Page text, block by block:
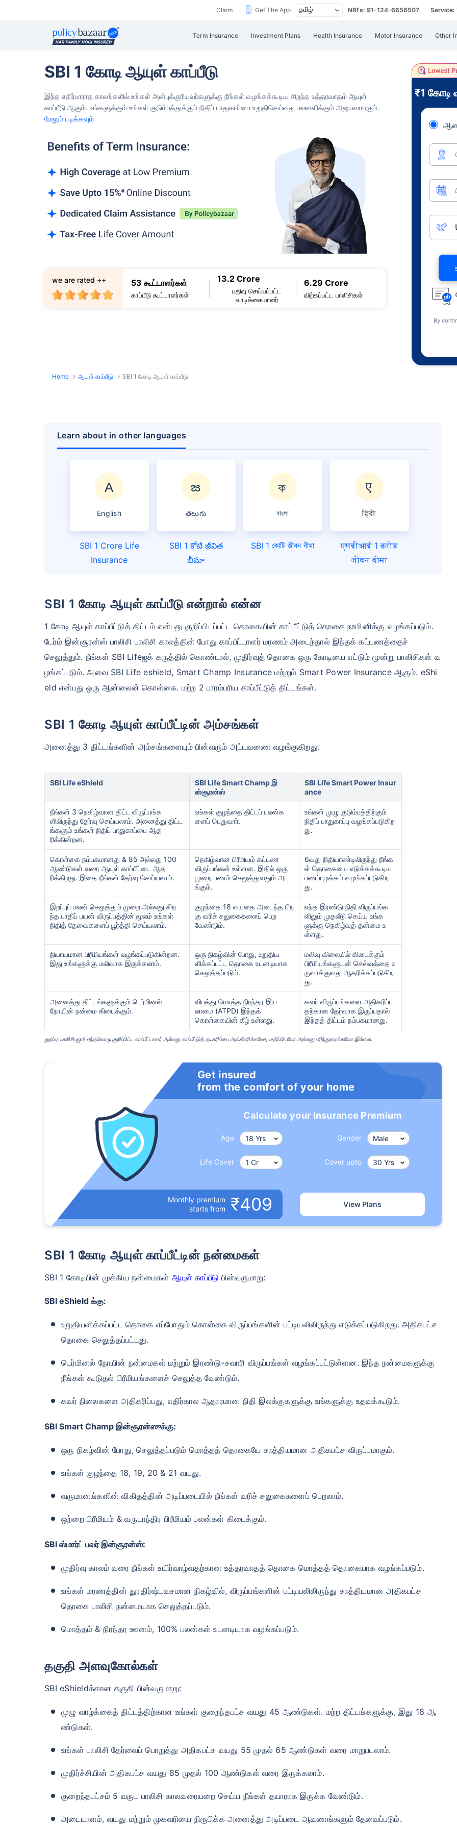
Claim Get The App NRI's: 91-124-6656507
Term Insurance Investment Plans Health Insurance Motor Insurance Other
SBI 1 கோடி ஆயுள் காப்பீடு
இந்த எதிர்பாராத காலங்களில் உங்கள் அன்புக்குரியவர்களுக்கு நீங்கள் வழங்கக்கூடிய சிறந்த உத்தரவாதம் ஆயுள்
காப்பீடு ஆகும். உங்களுக்கும் உங்கள் குடும்பத்துக்கும் நிதிப் பாதுகாப்பை உறுதிசெய்வது பலனளிக்கும் அனுபவமாகும்.
மேலும் படிக்கவும்
53 கூட்டாளர்கள்
காப்பீடு கூட்டாளர்கள்
13.2 Crore
பதிவு செய்யப்பட்ட
வாடிக்கையாளர்
6.29 Crore
விற்கப்பட்ட பாலிசிகள்
we are rated ++
₹1 கோடி
By
Home ஆயுள் காப்பீடு SBI 1 கோடி ஆயுள் காப்பீடு
Learn about in other languages
English
SBI 1 Crore Life
Insurance
తెలుగు
SBI 1 కోటి జీవిత
బీమా
বাংলা
SBI 1 কোটি জীবন বীমা
हिंदी
एसबीआई 1 करोड़
जीवन बीमा
SBI 1 கோடி ஆயுள் காப்பீடு என்றால் என்ன
1 கோடி ஆயுள் காப்பீட்டுத் திட்டம் என்பது குறிப்பிடப்பட்ட தொகையின் காப்பீட்டுத் தொகை நாமினிக்கு வழங்கப்படும்.
டேர்ம் இன்சூரன்ஸ் பாலிசி பாலிசி காலத்தின் போது காப்பீட்டாளர் மரணம் அடைந்தால் இந்தக் கட்டணத்தைச்
செலுத்தும். நீங்கள் SBI Lifeஐக் கருத்தில் கொண்டால், முதிர்வுத் தொகை ஒரு கோடியை எட்டும் மூன்று பாலிசிகள் வ
ழங்கப்படும். அவை SBI Life eshield, Smart Champ Insurance மற்றும் Smart Power Insurance ஆகும். eShi
eld என்பது ஒரு ஆன்லைன் கொள்கை. மற்ற 2 பாரம்பரிய காப்பீட்டுத் திட்டங்கள்.
SBI 1 கோடி ஆயுள் காப்பீட்டின் அம்சங்கள்
அனைத்து 3 திட்டங்களின் அம்சங்களையும் பின்வரும் அட்டவணை வழங்குகிறது:
SBI Life eShield
SBI Life Smart Champ இ
ன்சூரன்ஸ்
SBI Life Smart Power Insur
ance
நீங்கள் 3 நெகிழ்வான திட்ட விருப்பங்க
ளிலிருந்து தேர்வு செய்யலாம். அனைத்து திட்ட
ங்களும் உங்கள் நிதிப் பாதுகாப்பை ஆத
ரிக்கின்றன.
உங்கள் குழந்தை திட்டப் பலன்க
ளைப் பெறுவார்.
உங்கள் முழு குடும்பத்திற்கும்
நிதிப் பாதுகாப்பு வழங்கப்படுகிற
து.
கொள்கை நம்பகமானது & 85 அல்லது 100
ஆண்டுகள் வரை ஆயுள் காப்பீட்டை ஆத
ரிக்கிறது. இதை நீங்கள் தேர்வு செய்யலாம்.
நெகிழ்வான பிரீமியம் கட்டண
விருப்பங்கள் உள்ளன. இதில் ஒரு
முறை பணம் செலுத்துவதும் அட
ங்கும்.
6வது நிதியாண்டிலிருந்து நீங்க
ள் தொகையை எடுக்கக்கூடிய
பணப்புழக்கம் வழங்கப்படுகிற
து.
இறப்புப் பலன் செலுத்தும் முறை அல்லது சிற
ந்த பாதிப் பயன் விருப்பத்தின் மூலம் உங்கள்
நிதித் தேவைகளைப் பூர்த்தி செய்யலாம்.
குழந்தை 18 வயதை அடைந்த பிற
கு வரிச் சலுகைகளைப் பெற
வேண்டும்.
எந்த இரண்டு நிதி விருப்பங்க
ளிலும் முதலீடு செய்ய உங்க
ளுக்கு நெகிழ்வுத் தன்மை உ
ள்ளது.
நியாயமான பிரீமியங்கள் வழங்கப்படுகின்றன.
இது உங்களுக்கு மலிவாக இருக்கலாம்.
ஒரு நிகழ்வின் போது, ​​உறுதிய
ளிக்கப்பட்ட தொகை உடனடியாக
செலுத்தப்படும்.
மலிவு விலையில் கிடைக்கும்
பிரீமியங்களுடன் செல்வத்தை உ
ருவாக்குவது ஆதரிக்கப்படுகிற
து.
அனைத்து திட்டங்களுக்கும் டெர்மினல்
நோயின் நன்மை கிடைக்கும்.
விபத்து மொத்த நிரந்தர இய
லாமை (ATPD) இந்தக்
கொள்கையின் கீழ் உள்ளது.
கவர் விருப்பங்களை அதிகரிப்ப
தற்கான தேர்வாக இருப்பதால்
இந்தத் திட்டம் நம்பகமானது.
துறப்பு: பாலிசிபஜார் எந்தவொரு குறிப்பிட்ட காப்பீட்டாளர் அல்லது காப்பீட்டுத் தயாரிப்பை அங்கீகரிக்கவோ, மதிப்பிடவோ அல்லது பரிந்துரைக்கவோ இல்லை.
Get insured
from the comfort of your home
Calculate your Insurance Premium
Age Gender
Life Cover Cover upto
Monthly premium
starts from
₹409 View Plans
SBI 1 கோடி ஆயுள் காப்பீட்டின் நன்மைகள்
SBI 1 கோடியின் முக்கிய நன்மைகள் ஆயுள் காப்பீடு பின்வருமாறு:
SBI eShield க்கு:
உறுதியளிக்கப்பட்ட தொகை எப்போதும் கொள்கை விருப்பங்களின் பட்டியலிலிருந்து எடுக்கப்படுகிறது. அதிகபட்ச
தொகை செலுத்தப்பட்டது.
டெர்மினல் நோயின் நன்மைகள் மற்றும் இரண்டு-சவாரி விருப்பங்கள் வழங்கப்பட்டுள்ளன. இந்த நன்மைகளுக்கு
நீங்கள் கூடுதல் பிரீமியங்களைச் செலுத்த வேண்டும்.
கவர் நிலைகளை அதிகரிப்பது, எதிர்கால ஆதாரமான நிதி இலக்குகளுக்கு உங்களுக்கு உதவக்கூடும்.
SBI Smart Champ இன்சூரன்ஸுக்கு:
ஒரு நிகழ்வின் போது, ​​செலுத்தப்படும் மொத்தத் தொகையே சாத்தியமான அதிகபட்ச விருப்பமாகும்.
உங்கள் குழந்தை 18, 19, 20 & 21 வயது.
வருமானங்களின் விகிதத்தின் அடிப்படையில் நீங்கள் வரிச் சலுகைகளைப் பெறலாம்.
ஒற்றை பிரீமியம் & வருடாந்திர பிரீமியம் பலன்கள் கிடைக்கும்.
SBI ஸ்மார்ட் பவர் இன்சூரன்ஸ்:
முதிர்வு காலம் வரை நீங்கள் உயிர்வாழ்வதற்கான உத்தரவாதத் தொகை மொத்தத் தொகையாக வழங்கப்படும்.
உங்கள் மரணத்தின் துரதிர்ஷ்டவசமான நிகழ்வில், விருப்பங்களின் பட்டியலிலிருந்து சாத்தியமான அதிகபட்ச
தொகை பாலிசி நன்மையாக செலுத்தப்படும்.
மொத்தம் & நிரந்தர ஊனம், 100% பலன்கள் உடனடியாக வழங்கப்படும்.
தகுதி அளவுகோல்கள்
SBI eShieldக்கான தகுதி பின்வருமாறு:
முழு வாழ்க்கைத் திட்டத்திற்கான உங்கள் குறைந்தபட்ச வயது 45 ஆண்டுகள். மற்ற திட்டங்களுக்கு, இது 18 ஆ
ண்டுகள்.
உங்கள் பாலிசி தேர்வைப் பொறுத்து அதிகபட்ச வயது 55 முதல் 65 ஆண்டுகள் வரை மாறுபடலாம்.
முதிர்ச்சியின் அதிகபட்ச வயது 85 முதல் 100 ஆண்டுகள் வரை இருக்கலாம்.
குறைந்தபட்சம் 5 வருட பாலிசி காலவரையறை செய்ய நீங்கள் தயாராக இருக்க வேண்டும்.
அடையாளம், வயது மற்றும் முகவரியை நிரூபிக்க அனைத்து அடிப்படை ஆவணங்களும் தேவைப்படும்.
வயது டேர்ம் இன்சூரன்ஸ் பிரீமியங்களை எவ்வாறு
24 வயது
₹ 434/மாதம்*
இன்சூரன்ஸுக்கான தொடக்க விலை — புகைபிடிக்காத, முன்பே இருக்கும் நோய்கள் இல்லாத நபருக்கு, 56 வயது வரை கவரேஜ்.